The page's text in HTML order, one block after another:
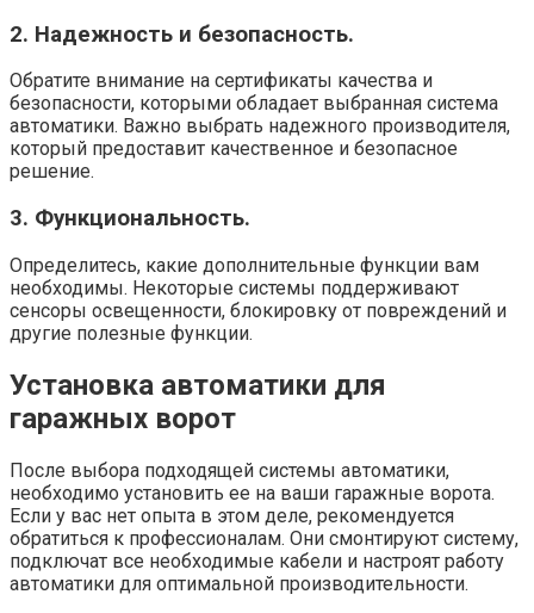
2. Надежность и безопасность.
Обратите внимание на сертификаты качества и
безопасности, которыми обладает выбранная система
автоматики. Важно выбрать надежного производителя,
который предоставит качественное и безопасное
решение.
3. Функциональность.
Определитесь, какие дополнительные функции вам
необходимы. Некоторые системы поддерживают
сенсоры освещенности, блокировку от повреждений и
другие полезные функции.
Установка автоматики для
гаражных ворот
После выбора подходящей системы автоматики,
необходимо установить ее на ваши гаражные ворота.
Если у вас нет опыта в этом деле, рекомендуется
обратиться к профессионалам. Они смонтируют систему,
подключат все необходимые кабели и настроят работу
автоматики для оптимальной производительности.